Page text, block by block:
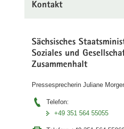
Kontakt
Sächsisches
Soziales und
Zusammenhalt
Pressesprecherin Juliane
Telefon:
+49 351 564 55055